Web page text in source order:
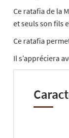
Ce ratafia de la
et seuls son fils
Ce ratafia
Il s’appréciera